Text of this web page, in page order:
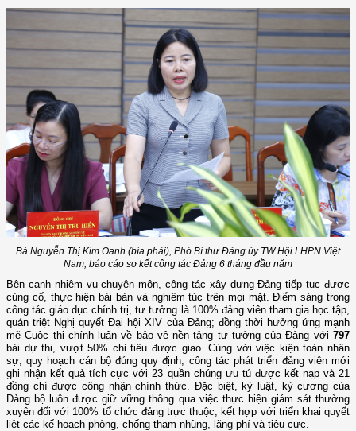
Bà Nguyễn Thị Kim Oanh (bìa phải), Phó Bí thư Đảng ủy TW Hội LHPN Việt
Nam, báo cáo sơ kết công tác Đảng 6 tháng đầu năm
Bên cạnh nhiệm vụ chuyên môn, công tác xây dựng Đảng tiếp tục được
củng cố, thực hiện bài bản và nghiêm túc trên mọi mặt. Điểm sáng trong
công tác giáo dục chính trị, tư tưởng là 100% đảng viên tham gia học tập,
quán triệt Nghị quyết Đại hội XIV của Đảng; đồng thời hưởng ứng mạnh
mẽ Cuộc thi chính luận về bảo vệ nền tảng tư tưởng của Đảng với 797
bài dự thi, vượt 50% chỉ tiêu được giao. Cùng với việc kiện toàn nhân
sự, quy hoạch cán bộ đúng quy định, công tác phát triển đảng viên mới
ghi nhận kết quả tích cực với 23 quần chúng ưu tú được kết nạp và 21
đồng chí được công nhận chính thức. Đặc biệt, kỷ luật, kỷ cương của
Đảng bộ luôn được giữ vững thông qua việc thực hiện giám sát thường
xuyên đối với 100% tổ chức đảng trực thuộc, kết hợp với triển khai quyết
liệt các kế hoạch phòng, chống tham nhũng, lãng phí và tiêu cực.